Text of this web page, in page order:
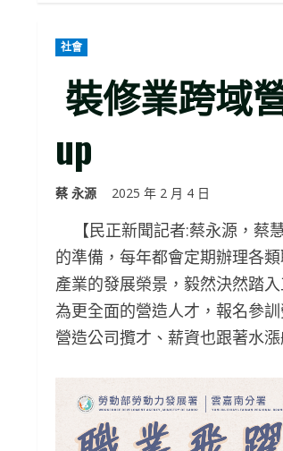
社會
裝修業跨域
up
蔡 永源 2025 年 2 月 4 日
【民正新聞記者:蔡永源，蔡
的準備，每年都會定期辦理各
產業的發展榮景，毅然決然踏
為更全面的營造人才，報名參
營造公司攬才、薪資也跟著水